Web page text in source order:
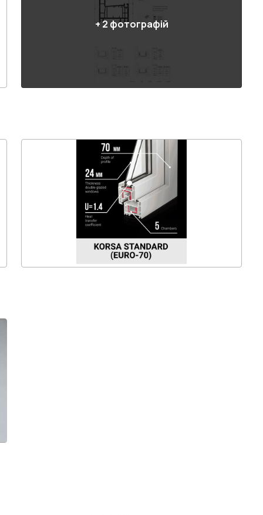
+2 фотографій